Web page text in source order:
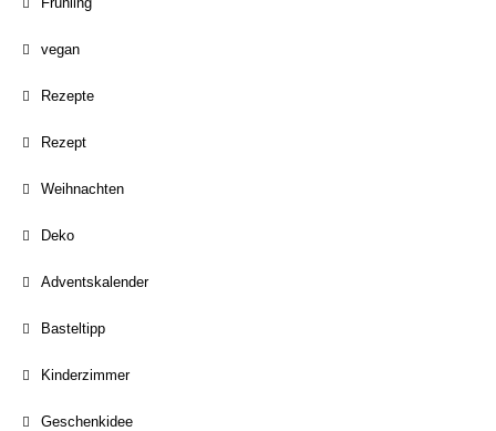
vegan
Rezepte
Rezept
Weihnachten
Deko
Adventskalender
Basteltipp
Kinderzimmer
Geschenkidee